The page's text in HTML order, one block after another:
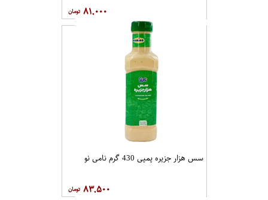
۸۱,۰۰۰
سس هزار جزیره پمپی 430 گرم نامی نو
۸۳,۵۰۰